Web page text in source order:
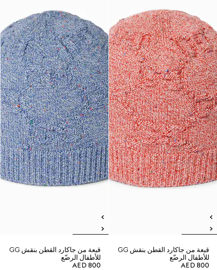
قبعة من جاكارد القطن بنقش GG
للأطفال الرضّع
AED 800
قبعة من جاكارد القطن بنقش GG
للأطفال الرضّع
AED 800